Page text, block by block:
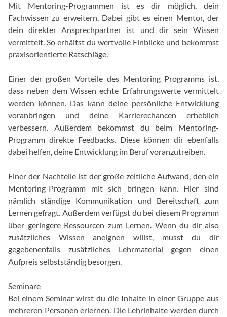
Mit Mentoring-Programmen ist es dir möglich, dein
Fachwissen zu erweitern. Dabei gibt es einen Mentor, der
dein direkter Ansprechpartner ist und dir sein Wissen
vermittelt. So erhältst du wertvolle Einblicke und bekommst
praxisorientierte Ratschläge.
Einer der großen Vorteile des Mentoring Programms ist,
dass neben dem Wissen echte Erfahrungswerte vermittelt
werden können. Das kann deine persönliche Entwicklung
voranbringen und deine Karrierechancen erheblich
verbessern. Außerdem bekommst du beim Mentoring-
Programm direkte Feedbacks. Diese können dir ebenfalls
dabei helfen, deine Entwicklung im Beruf voranzutreiben.
Einer der Nachteile ist der große zeitliche Aufwand, den ein
Mentoring-Programm mit sich bringen kann. Hier sind
nämlich ständige Kommunikation und Bereitschaft zum
Lernen gefragt. Außerdem verfügst du bei diesem Programm
über geringere Ressourcen zum Lernen. Wenn du dir also
zusätzliches Wissen aneignen willst, musst du dir
gegebenenfalls zusätzliches Lehrmaterial gegen einen
Aufpreis selbstständig besorgen.
Seminare
Bei einem Seminar wirst du die Inhalte in einer Gruppe aus
mehreren Personen erlernen. Die Lehrinhalte werden durch